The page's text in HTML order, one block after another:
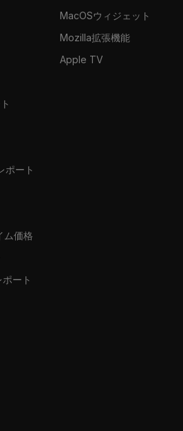
ポート
ム価格
ート
MacOSウィジェット
Mozilla拡張機能
Apple TV